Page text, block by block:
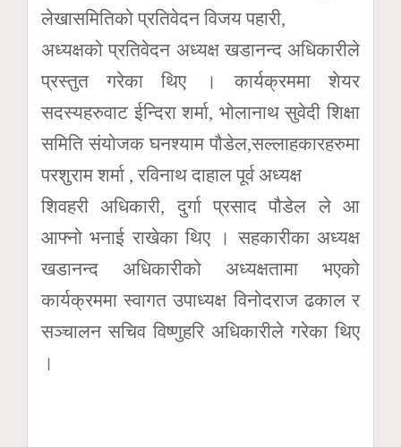
लेखासमितिको प्रतिवेदन विजय पहारी,
अध्यक्षको प्रतिवेदन अध्यक्ष खडानन्द अधिकारीले
प्रस्तुत गरेका थिए । कार्यक्रममा शेयर
सदस्यहरुवाट ईन्दिरा शर्मा, भोलानाथ सुवेदी शिक्षा
समिति संयोजक घनश्याम पौडेल,सल्लाहकारहरुमा
परशुराम शर्मा , रविनाथ दाहाल पूर्व अध्यक्ष
शिवहरी अधिकारी, दुर्गा प्रसाद पौडेल ले आ
आफ्नो भनाई राखेका थिए । सहकारीका अध्यक्ष
खडानन्द अधिकारीको अध्यक्षतामा भएको
कार्यक्रममा स्वागत उपाध्यक्ष विनोदराज ढकाल र
सञ्चालन सचिव विष्णुहरि अधिकारीले गरेका थिए
।